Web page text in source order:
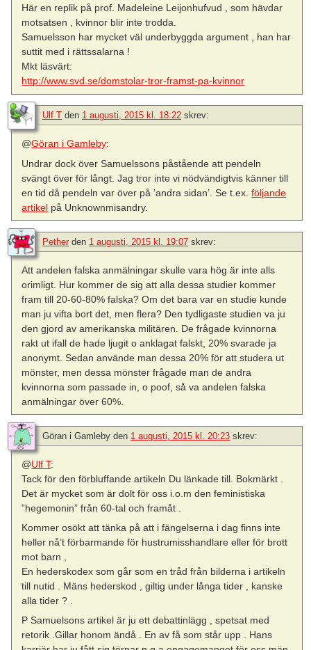
Här en replik på prof. Madeleine Leijonhufvud , som hävdar
motsatsen , kvinnor blir inte trodda.
Samuelsson har mycket väl underbyggda argument , han har
suttit med i rättssalarna !
Mkt läsvärt:
http://www.svd.se/domstolar-tror-framst-pa-kvinnor
Ulf T den 1 augusti, 2015 kl. 18:22 skrev:
@Göran i Gamleby:
Undrar dock över Samuelssons påstående att pendeln
svängt över för långt. Jag tror inte vi nödvändigtvis känner till
en tid då pendeln var över på ’andra sidan’. Se t.ex.följande
artikel på Unknownmisandry.
Pether den 1 augusti, 2015 kl. 19:07 skrev:
Att andelen falska anmälningar skulle vara hög är inte alls
orimligt. Hur kommer de sig att alla dessa studier kommer
fram till 20-60-80% falska? Om det bara var en studie kunde
man ju vifta bort det, men flera? Den tydligaste studien va ju
den gjord av amerikanska militären. De frågade kvinnorna
rakt ut ifall de hade ljugit o anklagat falskt, 20% svarade ja
anonymt. Sedan använde man dessa 20% för att studera ut
mönster, men dessa mönster frågade man de andra
kvinnorna som passade in, o poof, så va andelen falska
anmälningar över 60%.
Göran i Gamleby den 1 augusti, 2015 kl. 20:23 skrev:
@Ulf T:
Tack för den förbluffande artikeln Du länkade till. Bokmärkt .
Det är mycket som är dolt för oss i.o.m den feministiska
”hegemonin” från 60-tal och framåt .
Kommer osökt att tänka på att i fängelserna i dag finns inte
heller nå’t förbarmande för hustrumisshandlare eller för brott
mot barn ,
En hederskodex som går som en tråd från bilderna i artikeln
till nutid . Mäns hederskod , giltig under långa tider , kanske
alla tider ? .
P Samuelsons artikel är ju ett debattinlägg , spetsat med
retorik .Gillar honom ändå . En av få som står upp . Hans